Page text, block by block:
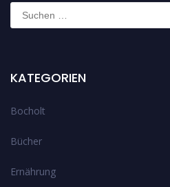
Suchen
nach:
KATEGORIEN
Bocholt
Bücher
Ernährung